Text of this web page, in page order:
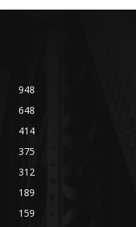
948
648
414
375
312
189
159